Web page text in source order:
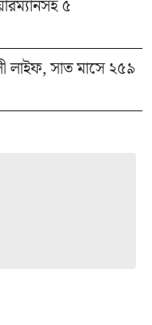
৫
লাইফ, সাত মাসে ২৫৯